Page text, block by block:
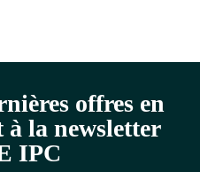
offres en
la newsletter
IPC